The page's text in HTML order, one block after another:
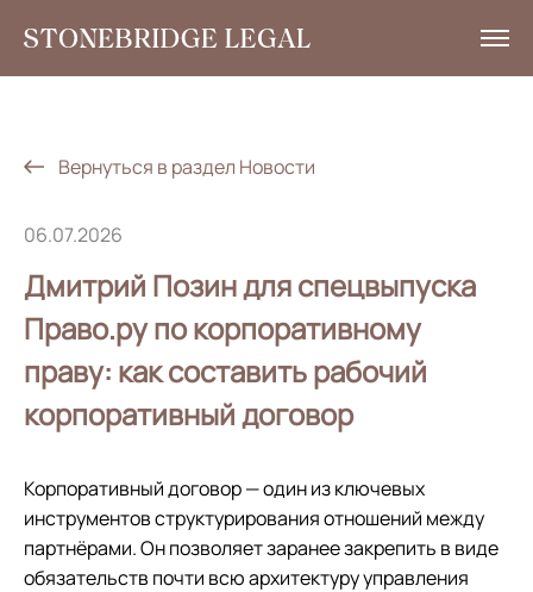
Контакты
EN
+7 495 785 30 00
Вернуться в раздел Новости
06.07.2026
Дмитрий Позин для спецвыпуска
Право.ру по корпоративному
праву: как составить рабочий
корпоративный договор
Корпоративный договор — один из ключевых
инструментов структурирования отношений между
партнёрами. Он позволяет заранее закрепить в виде
обязательств почти всю архитектуру управления